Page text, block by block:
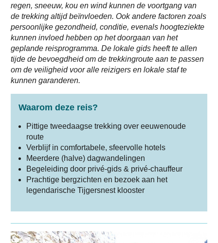
regen, sneeuw, kou en wind kunnen de voortgang van
de trekking altijd beïnvloeden. Ook andere factoren zoals
persoonlijke gezondheid, conditie, evenals hoogteziekte
kunnen invloed hebben op het doorgaan van het
geplande reisprogramma. De lokale gids heeft te allen
tijde de bevoegdheid om de trekkingroute aan te passen
om de veiligheid voor alle reizigers en lokale staf te
kunnen garanderen.
Waarom deze reis?
Pittige tweedaagse trekking over eeuwenoude
route
Verblijf in comfortabele, sfeervolle hotels
Meerdere (halve) dagwandelingen
Begeleiding door privé-gids & privé-chauffeur
Prachtige bergzichten en bezoek aan het
legendarische Tijgersnest klooster